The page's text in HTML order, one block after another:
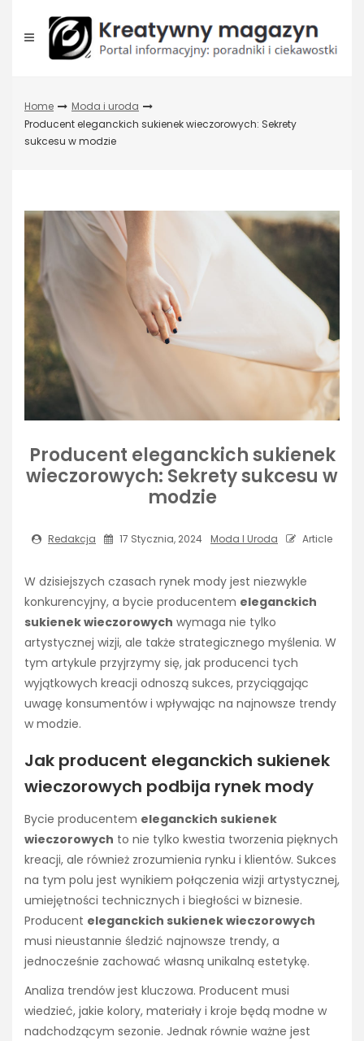
content
Home
Moda i uroda
Producent eleganckich sukienek wieczorowych: Sekrety
sukcesu w modzie
Producent eleganckich sukienek
wieczorowych: Sekrety sukcesu w
modzie
Redakcja 17 Stycznia, 2024 Moda I Uroda Article
W dzisiejszych czasach rynek mody jest niezwykle
konkurencyjny, a bycie producentem eleganckich
sukienek wieczorowych wymaga nie tylko
artystycznej wizji, ale także strategicznego myślenia. W
tym artykule przyjrzymy się, jak producenci tych
wyjątkowych kreacji odnoszą sukces, przyciągając
uwagę konsumentów i wpływając na najnowsze trendy
w modzie.
Jak producent eleganckich sukienek
wieczorowych podbija rynek mody
Bycie producentem eleganckich sukienek
wieczorowych to nie tylko kwestia tworzenia pięknych
kreacji, ale również zrozumienia rynku i klientów. Sukces
na tym polu jest wynikiem połączenia wizji artystycznej,
umiejętności technicznych i biegłości w biznesie.
Producent eleganckich sukienek wieczorowych
musi nieustannie śledzić najnowsze trendy, a
jednocześnie zachować własną unikalną estetykę.
Analiza trendów jest kluczowa. Producent musi
wiedzieć, jakie kolory, materiały i kroje będą modne w
nadchodzącym sezonie. Jednak równie ważne jest